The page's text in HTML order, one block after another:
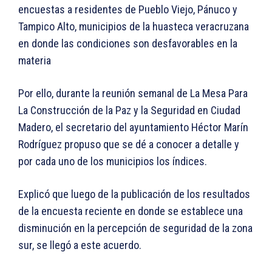
encuestas a residentes de Pueblo Viejo, Pánuco y
Tampico Alto, municipios de la huasteca veracruzana
en donde las condiciones son desfavorables en la
materia
Por ello, durante la reunión semanal de La Mesa Para
La Construcción de la Paz y la Seguridad en Ciudad
Madero, el secretario del ayuntamiento Héctor Marín
Rodríguez propuso que se dé a conocer a detalle y
por cada uno de los municipios los índices.
Explicó que luego de la publicación de los resultados
de la encuesta reciente en donde se establece una
disminución en la percepción de seguridad de la zona
sur, se llegó a este acuerdo.